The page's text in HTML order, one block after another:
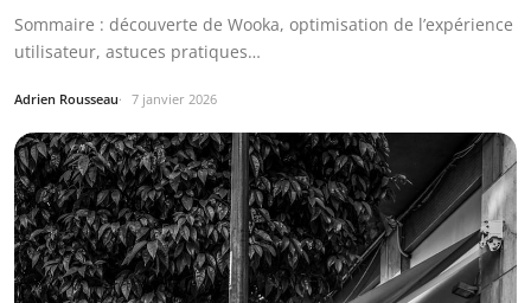
Sommaire : découverte de Wooka, optimisation de l’expérience
utilisateur, astuces pratiques…
Adrien Rousseau 7 janvier 2026